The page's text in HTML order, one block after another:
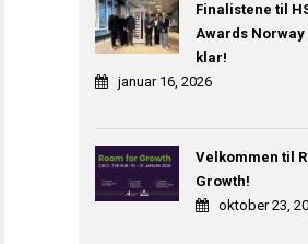
Finalistene til
Awards Norway
klar!
januar 16, 2026
Velkommen til
Growth!
oktober 23,